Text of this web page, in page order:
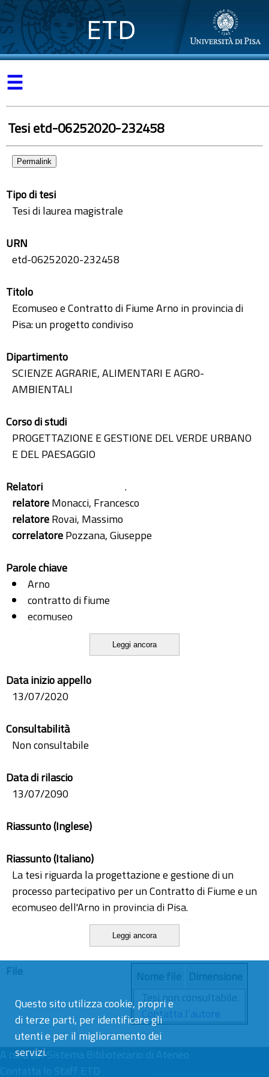
Questo sito utilizza cookie, propri e
di terze parti, per identificare gli
utenti e per il miglioramento dei
servizi.
ETD
☰
Tesi etd-06252020-232458
Permalink
Tipo di tesi
Tesi di laurea magistrale
URN
etd-06252020-232458
Titolo
Ecomuseo e Contratto di Fiume Arno in provincia di
Pisa: un progetto condiviso
Dipartimento
SCIENZE AGRARIE, ALIMENTARI E AGRO-
AMBIENTALI
Corso di studi
PROGETTAZIONE E GESTIONE DEL VERDE URBANO
E DEL PAESAGGIO
Relatori
.
relatoreMonacci, Francesco
relatoreRovai, Massimo
correlatorePozzana, Giuseppe
Parole chiave
Arno
contratto di fiume
ecomuseo
Leggi ancora
Data inizio appello
13/07/2020
Consultabilità
Non consultabile
Data di rilascio
13/07/2090
Riassunto (Inglese)
Riassunto (Italiano)
La tesi riguarda la progettazione e gestione di un
processo partecipativo per un Contratto di Fiume e un
ecomuseo dell'Arno in provincia di Pisa.
Per realizzare tale processo è stata effettuata
un’analisi del territorio dal punto di vista
condivisa con gli stakeholder (appartenenti a
istituzioni, associazioni, mondo produttivo).
Su questa base, sono state sviluppate delle proposte
di valorizzazione, recupero del fiume e del territorio a
fini fruitivi e in un’ottica di sostenibilità ambientale.
Si è tenuto conto della pianificazione dell’Autorità di
Bacino Distrettuale dell’Appennino Settentrionale,
Leggi ancora
File
Tesi non consultabile.
Contatta l’autore
A cura delSistema Bibliotecario di Ateneo
Contatta lo Staff ETD